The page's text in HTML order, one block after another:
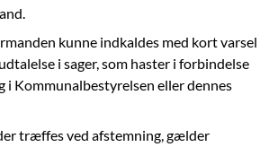
kunne indkaldes med kort varsel
i sager, som haster i forbindelse
i Kommunalbestyrelsen eller dennes
træffes ved afstemning, gælder